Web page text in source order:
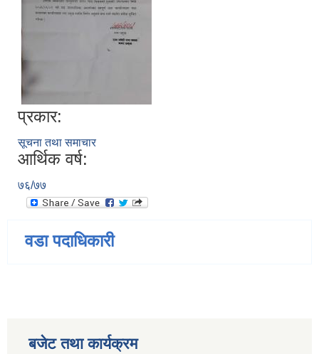
प्रकार:
सूचना तथा समाचार
आर्थिक वर्ष:
७६/७७
वडा पदाधिकारी
बजेट तथा कार्यक्रम